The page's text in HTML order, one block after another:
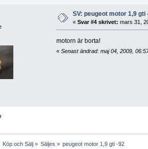
SV: peugeot motor 1,9 gti
« Svar #4 skrivet: mars 31,
motorn är borta!
« Senast ändrad: maj 04, 2009,
Köp och Sälj» Säljes » peugeot motor 1,9 gti -92